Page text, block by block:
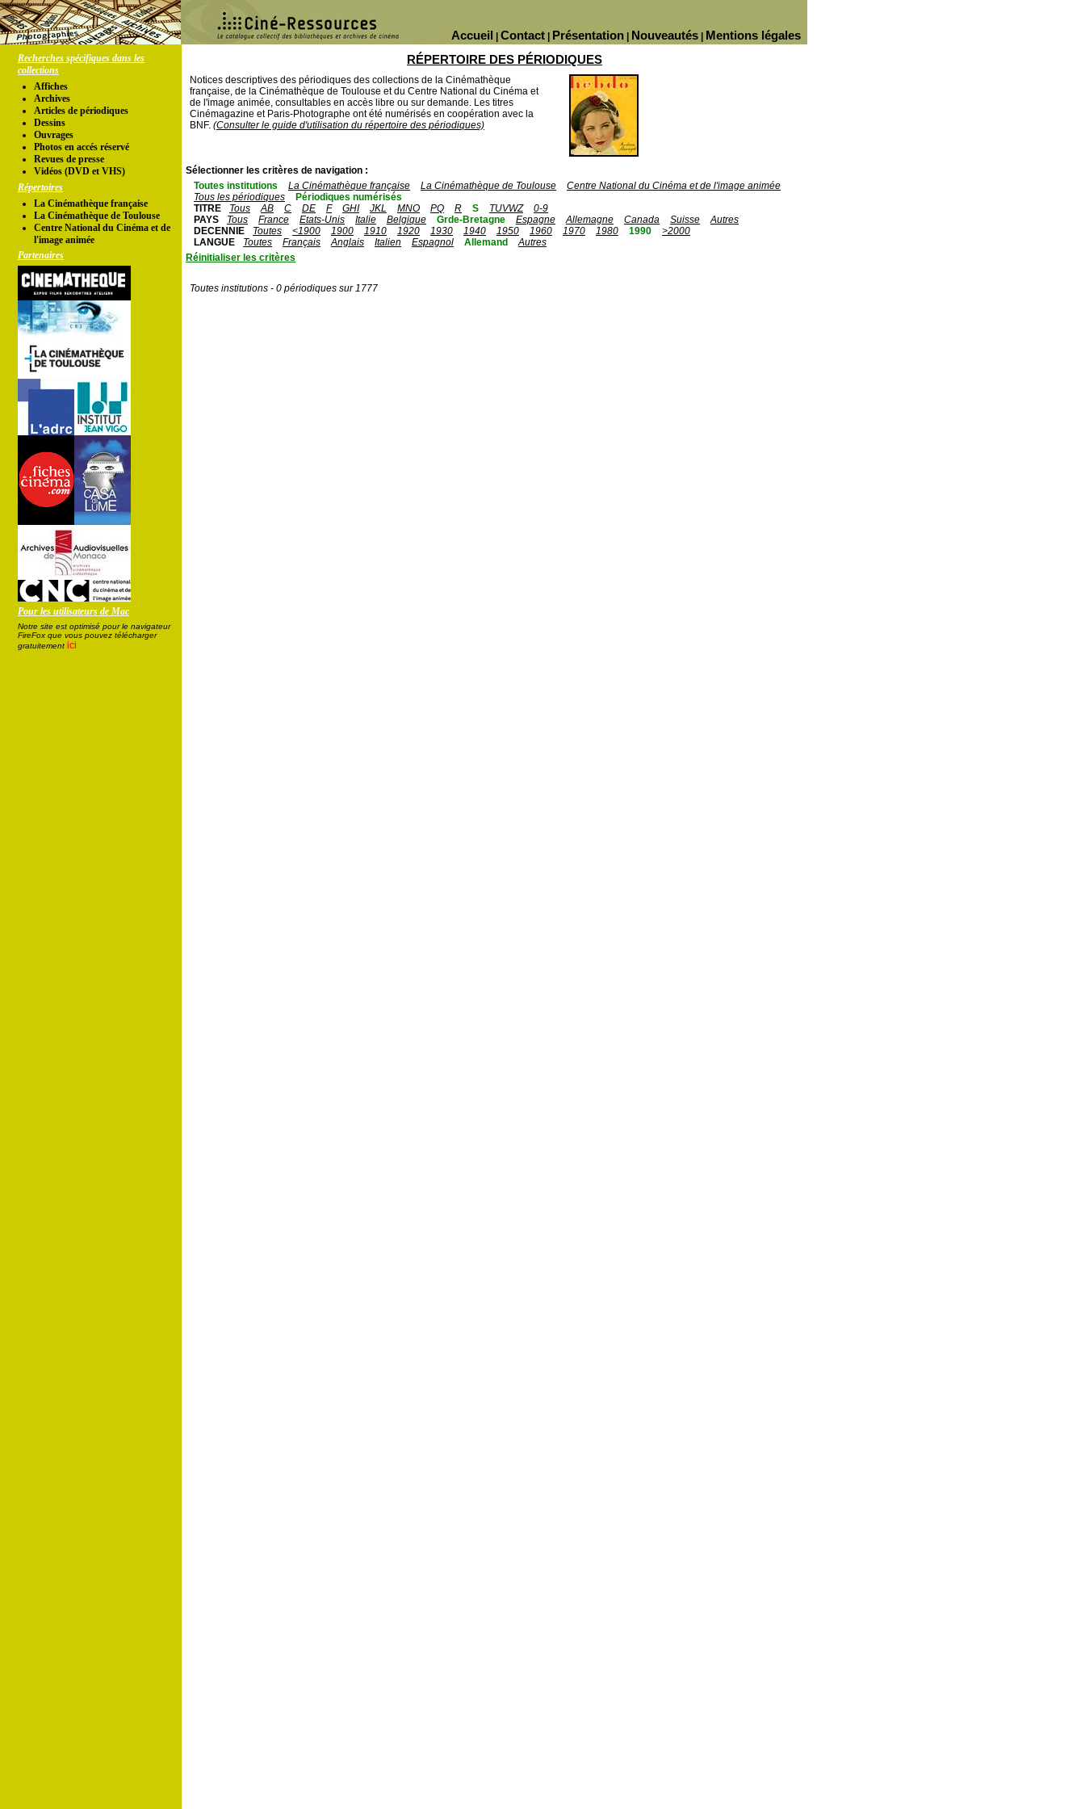
Mentions légales
Nouveautés
Présentation
Contact
Accueil
Recherches spécifiques dans les
collections
Affiches
Archives
Articles de périodiques
Dessins
Ouvrages
Photos en accés réservé
Revues de presse
Vidéos (DVD et VHS)
Répertoires
La Cinémathèque française
La Cinémathèque de Toulouse
Centre National du Cinéma et de
l'image animée
Partenaires
Pour les utilisateurs de Mac
Notre site est optimisé pour le navigateur
FireFox que vous pouvez télécharger
gratuitement ici
RÉPERTOIRE DES PÉRIODIQUES
Notices descriptives des périodiques des collections de la Cinémathèque
française, de la Cinémathèque de Toulouse et du Centre National du Cinéma et
de l'image animée, consultables en accès libre ou sur demande. Les titres
Cinémagazine et Paris-Photographe ont été numérisés en coopération avec la
BNF. (Consulter le guide d'utilisation du répertoire des périodiques)
Sélectionner les critères de navigation :
Toutes institutions
La Cinémathèque française La Cinémathèque de Toulouse
Centre National du Cinéma et de l'image animée
Tous les périodiques
Périodiques numérisés
TITRE
Tous AB C DE F GHI JKL MNO PQ R S TUVWZ
0-9
PAYS
Tous France Etats-Unis Italie Belgique Grde-Bretagne Espagne Allemagne Canada Suisse
Autres
DECENNIE
Toutes <1900 1900 1910 1920 1930 1940 1950 1960 1970 1980 1990
>2000
LANGUE
Toutes Français Anglais Italien Espagnol Allemand
Autres
Réinitialiser les critères
Toutes institutions - 0 périodiques sur 1777